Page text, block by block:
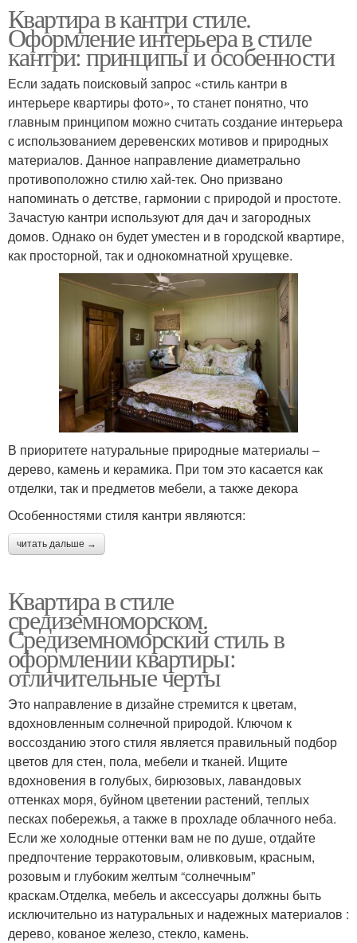
Квартира в кантри стиле.
Оформление интерьера в стиле
кантри: принципы и особенности
Если задать поисковый запрос «стиль кантри в
интерьере квартиры фото», то станет понятно, что
главным принципом можно считать создание интерьера
с использованием деревенских мотивов и природных
материалов. Данное направление диаметрально
противоположно стилю хай-тек. Оно призвано
напоминать о детстве, гармонии с природой и простоте.
Зачастую кантри используют для дач и загородных
домов. Однако он будет уместен и в городской квартире,
как просторной, так и однокомнатной хрущевке.
В приоритете натуральные природные материалы –
дерево, камень и керамика. При том это касается как
отделки, так и предметов мебели, а также декора
Особенностями стиля кантри являются:
читать дальше →
Квартира в стиле
средиземноморском.
Средиземноморский стиль в
оформлении квартиры:
отличительные черты
Это направление в дизайне стремится к цветам,
вдохновленным солнечной природой. Ключом к
воссозданию этого стиля является правильный подбор
цветов для стен, пола, мебели и тканей. Ищите
вдохновения в голубых, бирюзовых, лавандовых
оттенках моря, буйном цветении растений, теплых
песках побережья, а также в прохладе облачного неба.
Если же холодные оттенки вам не по душе, отдайте
предпочтение терракотовым, оливковым, красным,
розовым и глубоким желтым “солнечным”
краскам.Отделка, мебель и аксессуары должны быть
исключительно из натуральных и надежных материалов :
дерево, кованое железо, стекло, камень.